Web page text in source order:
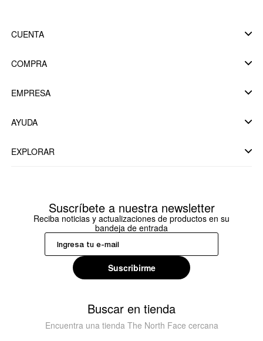
CUENTA
COMPRA
EMPRESA
AYUDA
EXPLORAR
Suscríbete a nuestra newsletter
Reciba noticias y actualizaciones de productos en su
bandeja de entrada
Suscribirme
Buscar en tienda
Encuentra una tienda The North Face cercana